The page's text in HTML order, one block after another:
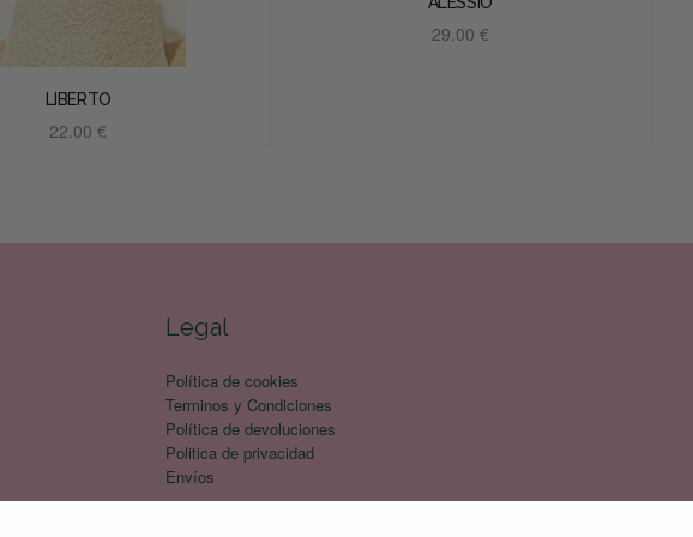
LIBERTO
22.00€
29.00 €
Legal
Política de cookies
Terminos y Condiciones
Política de devoluciones
Politica de privacidad
Envíos